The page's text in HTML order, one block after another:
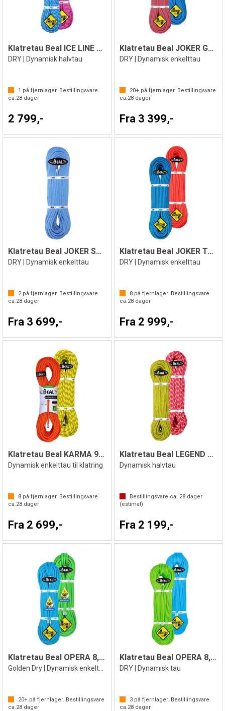
Klatretau Beal ICE LINE 8,1mmx60m
DRY | Dynamisk halvtau
1 på fjernlager. Bestillingsvare
ca. 28 dager
2 799,-
Klatretau Beal JOKER GOLDEN 9,1mm
DRY | Dynamisk enkelttau
20+på fjernlager. Bestillingsvare
ca. 28dager
Fra 3 399,-
Klatretau Beal JOKER SOFT UC 9,1mm
DRY | Dynamisk enkelttau
2 på fjernlager. Bestillingsvare
ca. 28 dager
Fra 3 699,-
Klatretau Beal JOKER Tau 9,1mm
DRY | Dynamisk enkelttau
8på fjernlager. Bestillingsvare
ca. 28dager
Fra 2 999,-
Klatretau Beal KARMA 9,8mm
Dynamisk enkelttau til klatring
8 på fjernlager. Bestillingsvare
ca. 28 dager
Fra 2 699,-
Klatretau Beal LEGEND 8,3mm
Dynamisk halvtau
Bestillingsvare ca. 28dager
(estimat)
Fra 2 199,-
Klatretau Beal OPERA 8,5 mm
20+ på fjernlager. Bestillingsvare
ca. 28 dager
Klatretau Beal OPERA 8,5mm
DRY | Dynamisk tau
3på fjernlager. Bestillingsvare
ca. 28dager